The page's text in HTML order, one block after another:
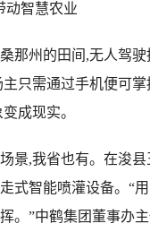
智慧农业
州的田间,无人驾驶
主只需通过手机便可
成现实。
,我省也有。在浚县
式智能喷灌设备。“
。”中鹤集团董事办